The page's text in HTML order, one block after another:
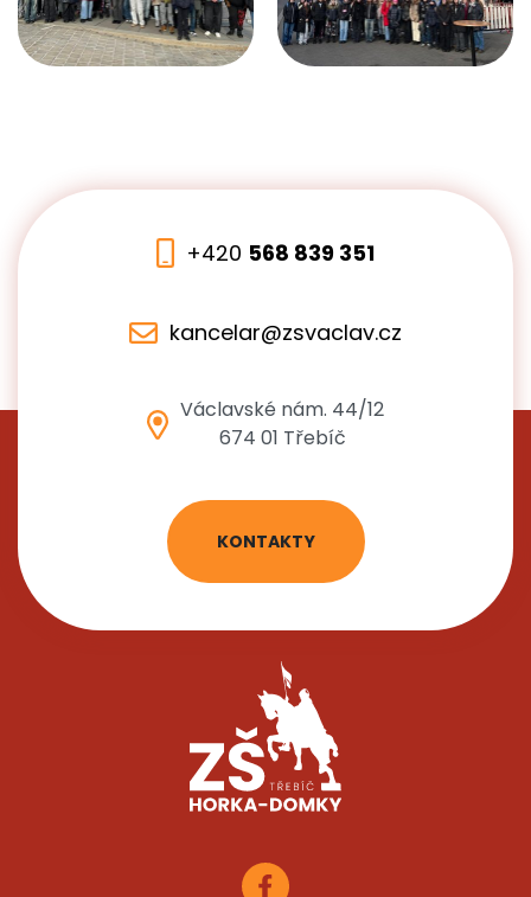
+420 568 839 351
kancelar@zsvaclav.cz
Václavské nám. 44/12
674 01 Třebíč
KONTAKTY